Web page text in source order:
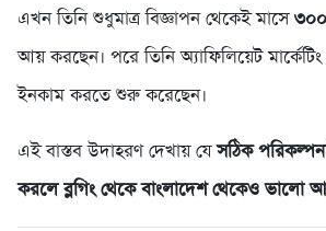
এখন তিনি শুধুমাত্র বিজ্ঞাপন থেকেই মাসে
আয় করছেন। পরে তিনি অ্যাফিলিয়েট
ইনকাম করতে শুরু করেছেন।
এই বাস্তব উদাহরণ দেখায় যেসঠিক
করলে ব্লগিং থেকে বাংলাদেশ থেকেও ভালো